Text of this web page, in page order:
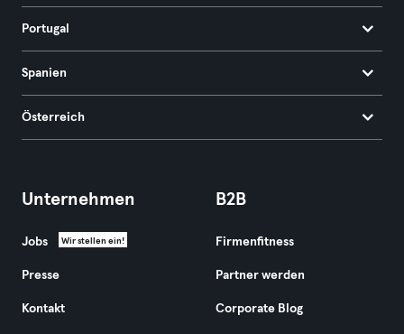
Portugal
Spanien
Österreich
Unternehmen
Jobs Wir stellen ein!
Presse
Kontakt
B2B
Firmenfitness
Partner werden
Corporate Blog